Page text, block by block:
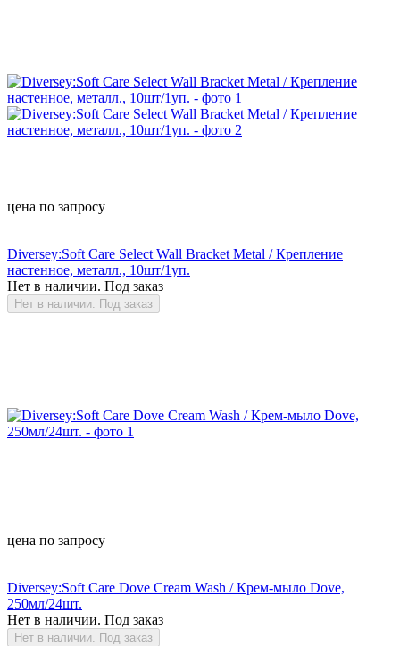
цена по запросу
Diversey:Soft Care Select Wall Bracket Metal / Крепление
настенное, металл., 10шт/1уп.
Нет в наличии. Под заказ
Нет в наличии. Под заказ
цена по запросу
Diversey:Soft Care Dove Cream Wash / Крем-мыло Dove,
250мл/24шт.
Нет в наличии. Под заказ
Нет в наличии. Под заказ